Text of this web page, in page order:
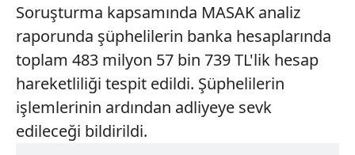
Soruşturma kapsamında MASAK analiz
raporunda şüphelilerin banka hesaplarında
toplam 483 milyon 57 bin 739 TL'lik hesap
hareketliliği tespit edildi. Şüphelilerin
işlemlerinin ardından adliyeye sevk
edileceği bildirildi.